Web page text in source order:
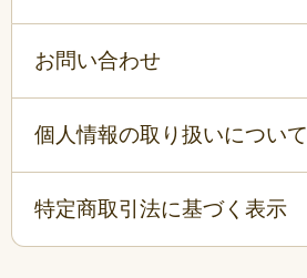
お問い合わせ
個人情報の取り扱いについて
特定商取引法に基づく表示